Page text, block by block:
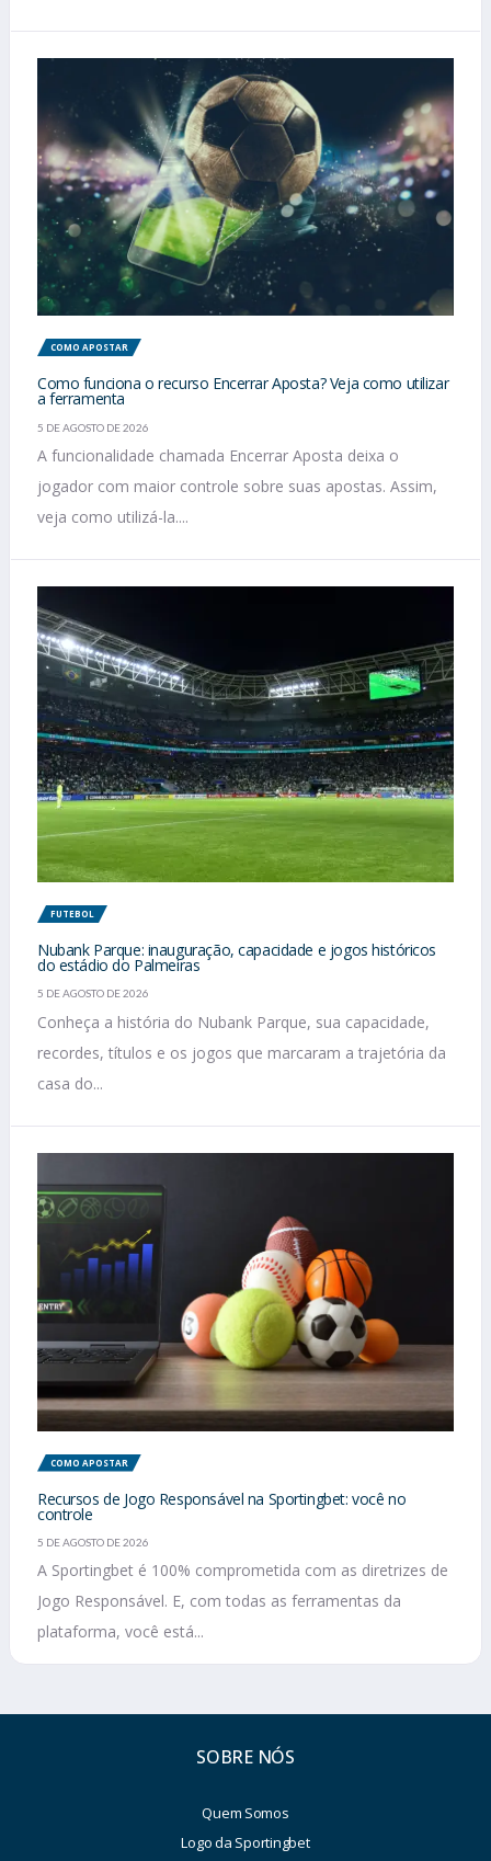
COMO APOSTAR
Como funciona o recurso Encerrar Aposta? Veja como utilizar
a ferramenta
5 DE AGOSTO DE 2026
A funcionalidade chamada Encerrar Aposta deixa o
jogador com maior controle sobre suas apostas. Assim,
veja como utilizá-la....
FUTEBOL
Nubank Parque: inauguração, capacidade e jogos históricos
do estádio do Palmeiras
5 DE AGOSTO DE 2026
Conheça a história do Nubank Parque, sua capacidade,
recordes, títulos e os jogos que marcaram a trajetória da
casa do...
COMO APOSTAR
Recursos de Jogo Responsável na Sportingbet: você no
controle
5 DE AGOSTO DE 2026
A Sportingbet é 100% comprometida com as diretrizes de
Jogo Responsável. E, com todas as ferramentas da
plataforma, você está...
SOBRE NÓS
Quem Somos
Logo da Sportingbet